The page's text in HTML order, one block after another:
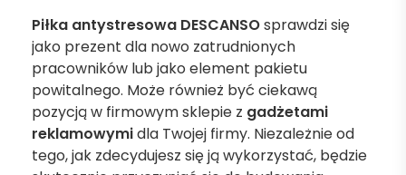
Piłka antystresowa DESCANSOsprawdzi się
jako prezent dla nowo zatrudnionych
pracowników lub jako element pakietu
powitalnego. Może również być ciekawą
pozycją w firmowym sklepie z gadżetami
reklamowymidla Twojej firmy. Niezależnie od
tego, jak zdecydujesz się ją wykorzystać, będzie